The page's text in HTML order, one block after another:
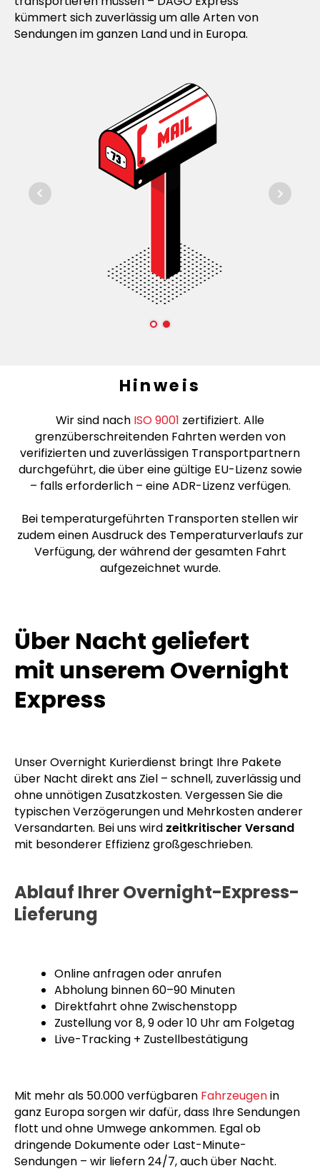
kümmert sich zuverlässig um alle Arten von
Sendungen im ganzen Land und in Europa.
Hinweis
Wir sind nach ISO 9001 zertifiziert. Alle
grenzüberschreitenden Fahrten werden von
verifizierten und zuverlässigen Transportpartnern
durchgeführt, die über eine gültige EU-Lizenz sowie
– falls erforderlich – eine ADR-Lizenz verfügen.
Bei temperaturgeführten Transporten stellen wir
zudem einen Ausdruck des Temperaturverlaufs zur
Verfügung, der während der gesamten Fahrt
aufgezeichnet wurde.
Über Nacht geliefert
mit unserem Overnight
Express
Unser Overnight Kurierdienst bringt Ihre Pakete
über Nacht direkt ans Ziel – schnell, zuverlässig und
ohne unnötigen Zusatzkosten. Vergessen Sie die
typischen Verzögerungen und Mehrkosten anderer
Versandarten. Bei uns wird zeitkritischer Versand
mit besonderer Effizienz großgeschrieben.
Ablauf Ihrer Overnight-Express-
Lieferung
Online anfragen oder anrufen
Abholung binnen 60–90 Minuten
Direktfahrt ohne Zwischenstopp
Zustellung vor 8, 9 oder 10 Uhr am Folgetag
Live-Tracking + Zustellbestätigung
Mit mehr als 50.000 verfügbaren Fahrzeugenin
ganz Europa sorgen wir dafür, dass Ihre Sendungen
flott und ohne Umwege ankommen. Egal ob
dringende Dokumente oder Last-Minute-
Sendungen – wir liefern 24/7, auch über Nacht.